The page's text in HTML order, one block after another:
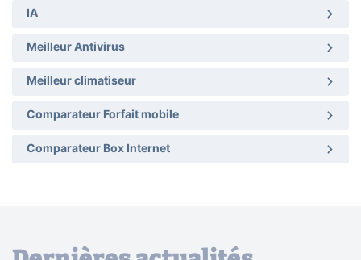
IA
Meilleur Antivirus
Meilleur climatiseur
Comparateur Forfait mobile
Comparateur Box Internet